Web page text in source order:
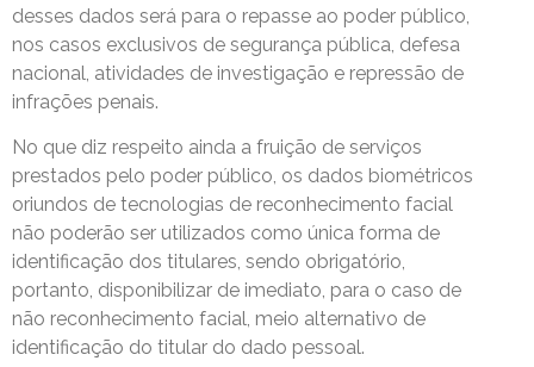
desses dados será para o repasse ao poder público,
nos casos exclusivos de segurança pública, defesa
nacional, atividades de investigação e repressão de
infrações penais.
No que diz respeito ainda a fruição de serviços
prestados pelo poder público, os dados biométricos
oriundos de tecnologias de reconhecimento facial
não poderão ser utilizados como única forma de
identificação dos titulares, sendo obrigatório,
portanto, disponibilizar de imediato, para o caso de
não reconhecimento facial, meio alternativo de
identificação do titular do dado pessoal.